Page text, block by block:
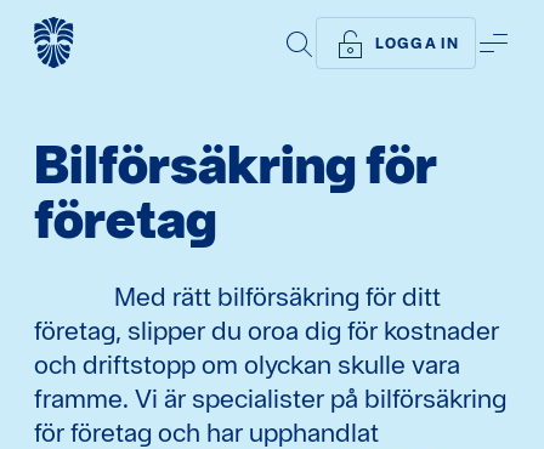
SÖK LOGGA IN
Bilförsäkring för
företag
Med rätt bilförsäkring för ditt
företag, slipper du oroa dig för kostnader
och driftstopp om olyckan skulle vara
framme. Vi är specialister på bilförsäkring
för företag och har upphandlat